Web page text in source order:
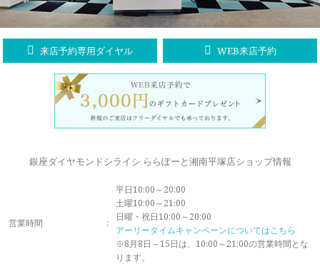
指輪の品質・特徴
ブランドコンセプト
お客様への想い
ブライダルリングへの想い
パイオニアの想い
メモリアルアルバム
サービス
シークレットストーン
レーザー刻印サービス
ナノジュエリーコート
永久保証サービス
セミ・フルオーダー
ニュース・フェア
店舗のご案内
来店予約専用ダイヤル WEB来店予約
銀座ダイヤモンドシライシ ららぽーと湘南平塚店ショップ情報
営業時間 :
平日10:00～20:00
土曜10:00～21:00
日曜・祝日10:00～20:00
アーリータイムキャンペーンについてはこちら
※8月8日～15日は、10:00～21:00の営業時間とな
ります。